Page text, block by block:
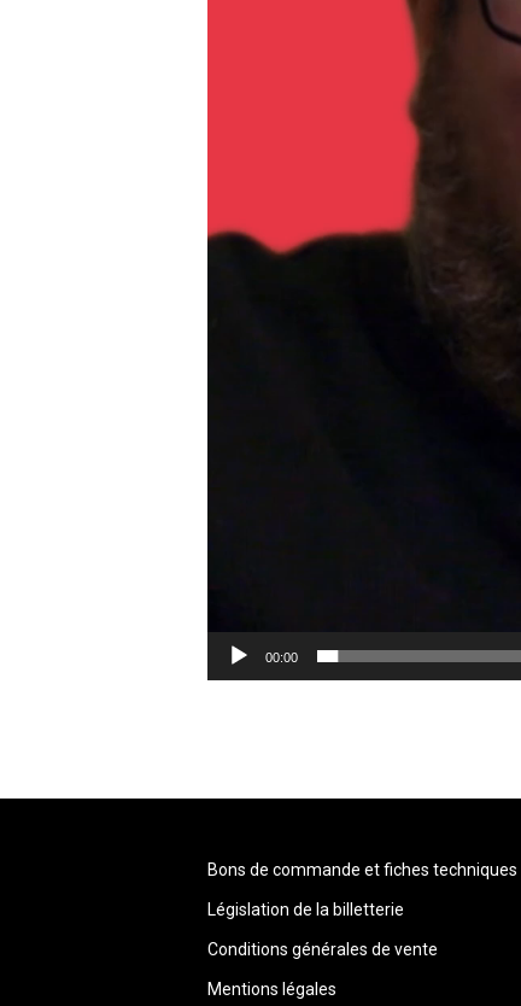
00:00
Bons de commande et fiches techniques
Législation de la billetterie
Conditions générales de vente
Mentions légales